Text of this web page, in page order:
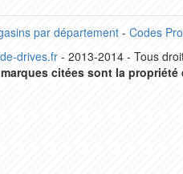
par département- Codes
drives.fr - 2013-2014 - Tous
citées sont la